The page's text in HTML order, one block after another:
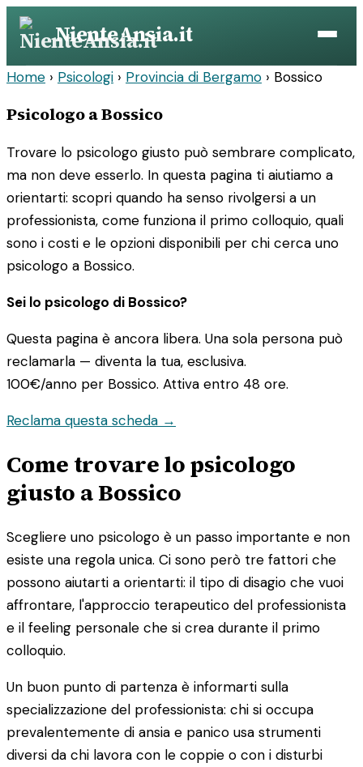
Vai
contenuto
NienteAnsia.it
Home › Psicologi › Provincia di Bergamo › Bossico
Psicologo a Bossico
Trovare lo psicologo giusto può sembrare complicato,
ma non deve esserlo. In questa pagina ti aiutiamo a
orientarti: scopri quando ha senso rivolgersi a un
professionista, come funziona il primo colloquio, quali
sono i costi e le opzioni disponibili per chi cerca uno
psicologo a Bossico.
Sei lo psicologo di Bossico?
Questa pagina è ancora libera. Una sola persona può
reclamarla — diventa la tua, esclusiva.
100€/anno per Bossico. Attiva entro 48 ore.
Reclama questa scheda →
Come trovare lo psicologo
giusto a Bossico
Scegliere uno psicologo è un passo importante e non
esiste una regola unica. Ci sono però tre fattori che
possono aiutarti a orientarti: il tipo di disagio che vuoi
affrontare, l'approccio terapeutico del professionista
e il feeling personale che si crea durante il primo
colloquio.
Un buon punto di partenza è informarti sulla
specializzazione del professionista: chi si occupa
prevalentemente di ansia e panico usa strumenti
diversi da chi lavora con le coppie o con i disturbi